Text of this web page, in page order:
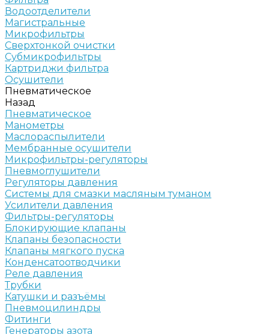
Водоотделители
Магистральные
Микрофильтры
Сверхтонкой очистки
Субмикрофильтры
Картриджи фильтра
Осушители
Пневматическое
Назад
Пневматическое
Манометры
Маслораспылители
Мембранные осушители
Микрофильтры-регуляторы
Пневмоглушители
Регуляторы давления
Системы для смазки масляным туманом
Усилители давления
Фильтры-регуляторы
Блокирующие клапаны
Клапаны безопасности
Клапаны мягкого пуска
Конденсатоотводчики
Реле давления
Трубки
Катушки и разъёмы
Пневмоцилиндры
Фитинги
Генераторы азота